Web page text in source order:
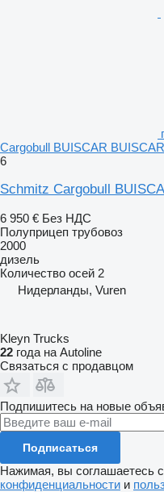
Cargobull BUISCAR BUISCAR
6
Schmitz Cargobull
6 950 € Без НДС
Полуприцеп трубовоз
2000
дизель
Количество осей 2
Нидерланды, Vuren
Kleyn Trucks
22 года на Autoline
Связаться с продавцом
Подпишитесь на новые
Подписаться
Нажимая, вы соглашаетесь
конфиденциальности и